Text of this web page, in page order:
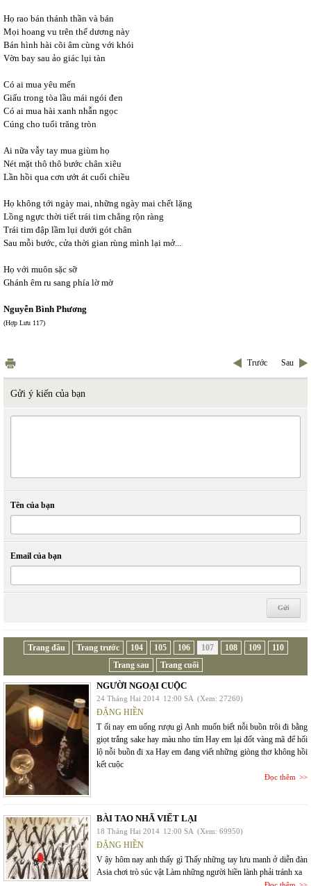
Họ rao bán thánh thần và bán
Mọi hoang vu trên thế dương này
Bán hình hài cõi âm cùng với khói
Vờn bay sau ảo giác lụi tàn
Có ai mua yêu mến
Giấu trong tòa lầu mái ngói đen
Có ai mua hài xanh nhẫn ngọc
Cúng cho tuổi trăng tròn
Ai nữa vẫy tay mua giùm họ
Nét mặt thô thô bước chân xiêu
Lần hồi qua cơn ướt át cuối chiều
Họ không tới ngày mai, những ngày mai chết lặng
Lồng ngực thời tiết trái tim chẳng rộn ràng
Trái tim đập lầm lụi dưới gót chân
Sau mỗi bước, cửa thời gian rùng mình lại mở...
Họ với muôn sặc sỡ
Ghánh êm ru sang phía lờ mờ
Nguyễn Bình Phương
(Hợp Lưu 117)
Trước Sau
Gửi ý kiến của bạn
Tên của bạn
Email của bạn
Trang đầu Trang trước 104 105 106 107 108 109
110
Trang sau
Trang cuối
NGƯỜI NGOẠI CUỘC
24 Tháng Hai 2014 12:00 SA (Xem: 27260)
ĐẶNG HIỀN
T ối nay em uống rượu gì Anh muốn biết nỗi buồn trôi đi bằng
giọt trắng sake hay màu nho tím Hay em lại đốt vàng mã để hối
lộ nỗi buồn đi xa Hay em đang viết những giòng thơ không hồi
kết cuộc
Đọc thêm
BÀI TAO NHÃ VIẾT LẠI
18 Tháng Hai 2014 12:00 SA (Xem: 69950)
ĐẶNG HIỀN
V ậy hôm nay anh thấy gì Thấy những tay lưu manh ở diễn đàn
Asia chơi trò súc vật Làm những người hiền lành phải tránh xa